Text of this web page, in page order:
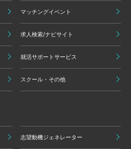
マッチングイベント
求人検索/ナビサイト
就活サポートサービス
スクール・その他
志望動機ジェネレーター